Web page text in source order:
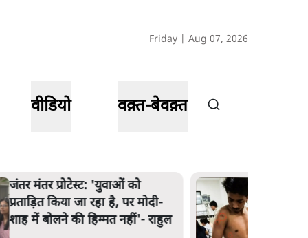
Friday | Aug 07, 2026
वीडियो वक़्त-बेवक़्त
जंतर मंतर प्रोटेस्ट: 'युवाओं को
प्रताड़ित किया जा रहा है, पर मोदी-
शाह में बोलने की हिम्मत नहीं'- राहुल